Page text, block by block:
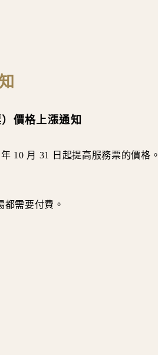
價格上漲通知
10 月 31 日起提高服務票的價格。
需要付費。